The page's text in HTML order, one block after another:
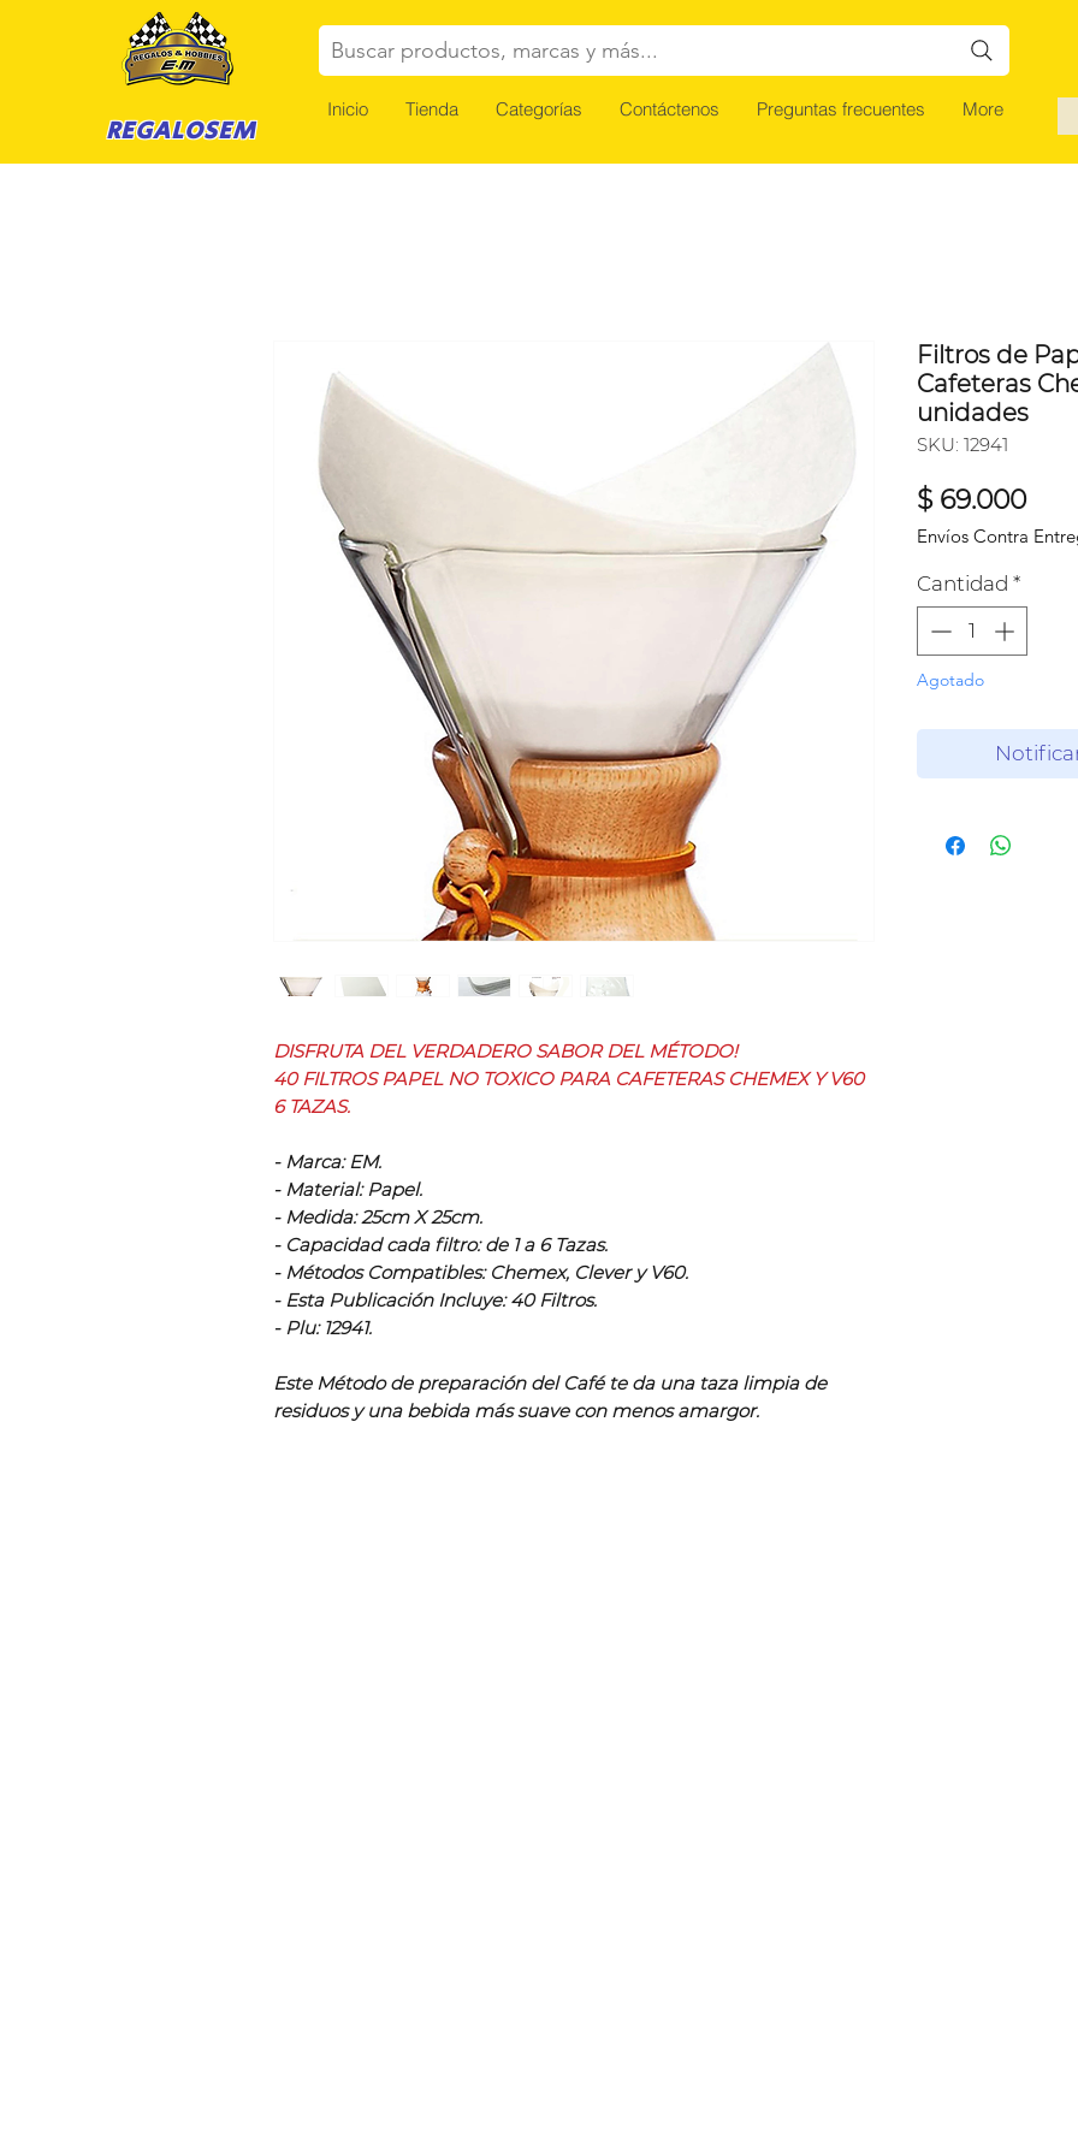
Inicio Tienda Categorías Contáctenos Preguntas frecuentes More
REGALOSEM
Buscar productos, marcas y más...
DISFRUTA DEL VERDADERO SABOR DEL MÉTODO!
40 FILTROS PAPEL NO TOXICO PARA CAFETERAS CHEMEX Y V60
6 TAZAS.
- Marca: EM.
- Material: Papel.
- Medida: 25cm X 25cm.
- Capacidad cada filtro: de 1 a 6 Tazas.
- Métodos Compatibles: Chemex, Clever y V60.
- Esta Publicación Incluye: 40 Filtros.
- Plu: 12941.
Este Método de preparación del Café te da una taza limpia de
residuos y una bebida más suave con menos amargor.
Filtros de
Cafeteras
unidades
SKU: 12941
$ 69.000
Envíos Contra
Cantidad *
Agotado